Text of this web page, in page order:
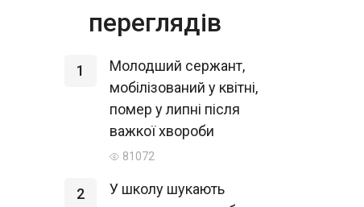
переглядів
1
Молодший сержант,
мобілізований у квітні,
помер у липні після
важкої хвороби
81072
2
У школу шукають